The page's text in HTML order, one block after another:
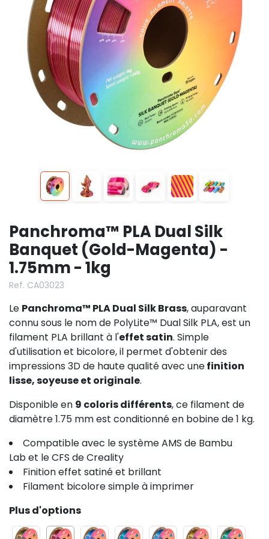
Panchroma™ PLA Dual Silk
Banquet (Gold-Magenta) -
1.75mm - 1kg
Ref. CA03023
Le Panchroma™ PLA Dual Silk Brass, auparavant
connu sous le nom de PolyLite™ Dual Silk PLA, est un
filament PLA brillant à l'effet satin. Simple
d'utilisation et bicolore, il permet d'obtenir des
impressions 3D de haute qualité avec unefinition
lisse, soyeuse et originale.
Disponible en 9 coloris différents, ce filament de
diamètre 1.75 mm est conditionné en bobine de 1 kg.
Compatible avec le système AMS de Bambu
Lab et le CFS de Creality
Finition effet satiné et brillant
Filament bicolore simple à imprimer
Plus d'options